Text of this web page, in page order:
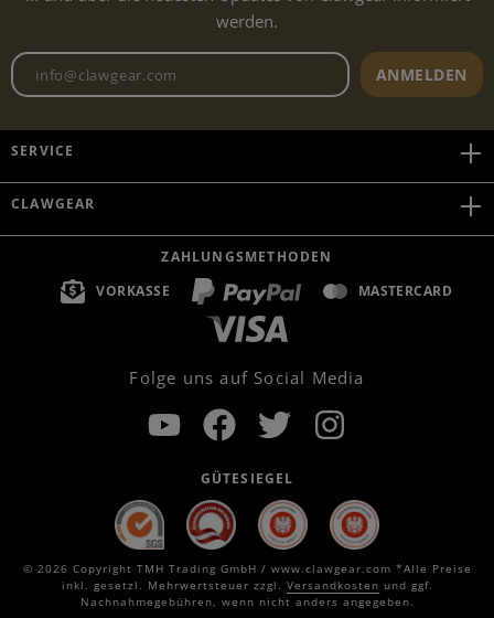
werden.
Newsletter E-Mail-Adresse
ANMELDEN
SERVICE
CLAWGEAR
ZAHLUNGSMETHODEN
VORKASSE
MASTERCARD
Folge uns auf Social Media
GÜTESIEGEL
© 2026 Copyright TMH Trading GmbH / www.clawgear.com *Alle Preise
inkl. gesetzl. Mehrwertsteuer zzgl. Versandkosten und ggf.
Nachnahmegebühren, wenn nicht anders angegeben.